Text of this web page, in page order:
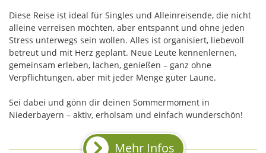
Diese Reise ist ideal für Singles und Alleinreisende, die nicht
alleine verreisen möchten, aber entspannt und ohne jeden
Stress unterwegs sein wollen. Alles ist organisiert, liebevoll
betreut und mit Herz geplant. Neue Leute kennenlernen,
gemeinsam erleben, lachen, genießen – ganz ohne
Verpflichtungen, aber mit jeder Menge guter Laune.
Sei dabei und gönn dir deinen Sommermoment in
Niederbayern – aktiv, erholsam und einfach wunderschön!
Mehr Infos